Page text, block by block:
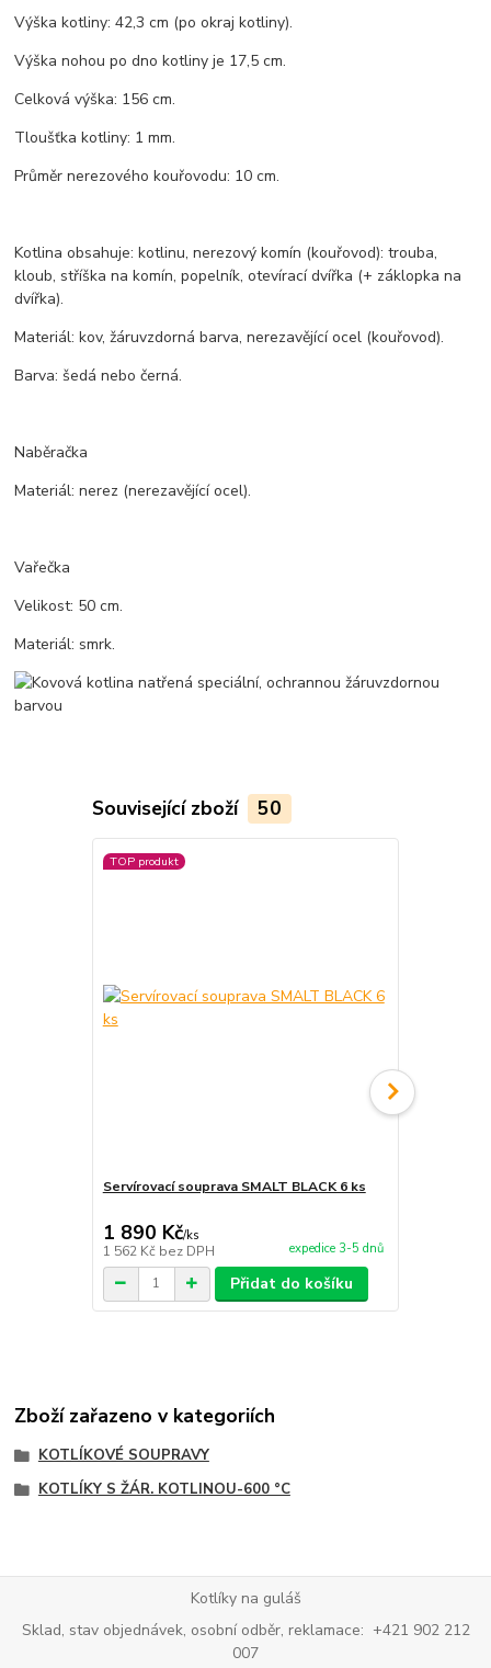
Výška kotliny: 42,3 cm (po okraj kotliny).
Výška nohou po dno kotliny je 17,5 cm.
Celková výška: 156 cm.
Tloušťka kotliny: 1 mm.
Průměr nerezového kouřovodu: 10 cm.
Kotlina obsahuje: kotlinu, nerezový komín (kouřovod): trouba,
kloub, stříška na komín, popelník, otevírací dvířka (+ záklopka na
dvířka).
Materiál: kov, žáruvzdorná barva, nerezavějící ocel (kouřovod).
Barva: šedá nebo černá.
Naběračka
Materiál: nerez (nerezavějící ocel).
Vařečka
Velikost: 50 cm.
Materiál: smrk.
Související zboží 50
TOP produkt
Servírovací souprava SMALT BLACK 6 ks
1 890 Kč/ks
1 562 Kč bez DPH expedice 3-5 dnů
Přidat do košíku
Zboží zařazeno v kategoriích
KOTLÍKOVÉ SOUPRAVY
KOTLÍKY S ŽÁR. KOTLINOU-600 °C
Kotlíky na guláš
Sklad, stav objednávek, osobní odběr, reklamace: +421 902 212
007